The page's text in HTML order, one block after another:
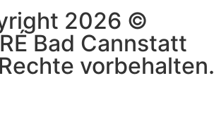
2026 ©
Bad Cannstatt
vorbehalten.